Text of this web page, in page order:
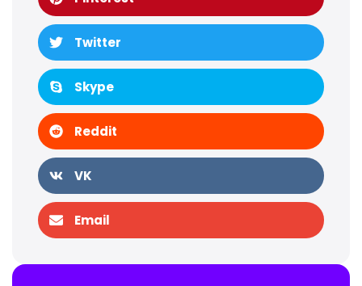
Twitter
Skype
Reddit
VK
Email